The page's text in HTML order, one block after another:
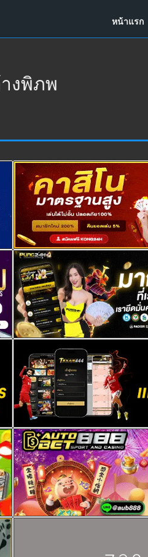
หน้าแรก
งพิภพ